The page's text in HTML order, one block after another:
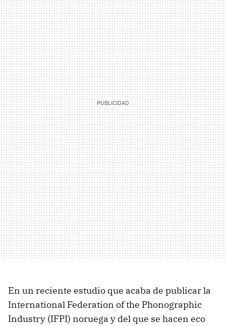
En un reciente estudio que acaba de publicar la
International Federation of the Phonographic
Industry (IFPI) noruega y del que se hacen eco